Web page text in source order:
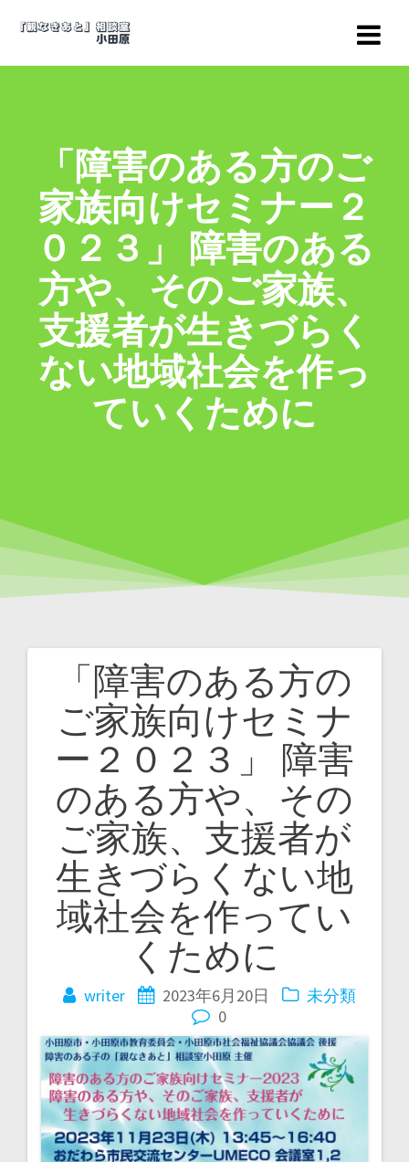
ン
キ
ッ
プ
「障害のある方のご
家族向けセミナー２
０２３」 障害のある
方や、そのご家族、
支援者が生きづらく
ない地域社会を作っ
ていくために
「障害のある方の
ご家族向けセミナ
ー２０２３」 障害
のある方や、その
ご家族、支援者が
生きづらくない地
域社会を作ってい
くために
writer 2023年6月20日
未分類
0
稿
ナ
ビ
ゲ
ー
シ
ン